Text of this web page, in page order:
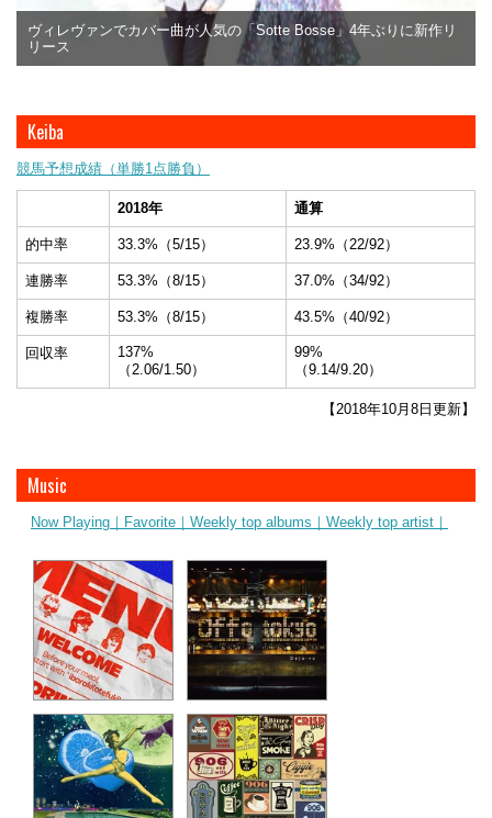
ヴィレヴァンでカバー曲が人気の「Sotte Bosse」4年ぶりに新作リ
リース
Keiba
競馬予想成績（単勝1点勝負）
2018年 通算
的中率 33.3%（5/15） 23.9%（22/92）
連勝率 53.3%（8/15） 37.0%（34/92）
複勝率 53.3%（8/15） 43.5%（40/92）
回収率
137%
（2.06/1.50）
99%
（9.14/9.20）
【2018年10月8日更新】
Music
Now Playing｜ Favorite｜ Weekly top albums｜ Weekly top artist｜
ibaraki(otefuki)
Geloomy
シンデレラ
Offo tokyo